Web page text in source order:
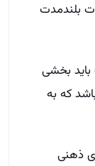
بلندمدت
باید بخشی
که به
ذهنی